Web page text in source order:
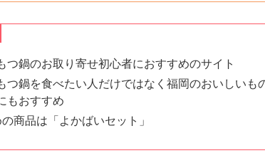
つ鍋のお取り寄せ初心者におすすめのサイト
つ鍋を食べたい人だけではなく福岡のおいしい
もおすすめ
商品は「よかばいセット」